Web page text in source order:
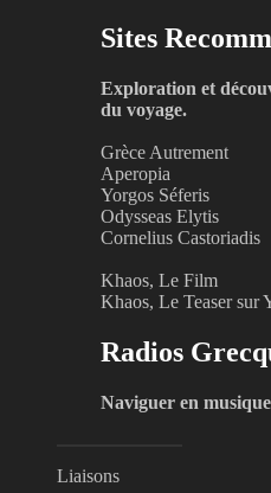
Sites
Exploration et
du voyage.
Grèce Autrement
Aperopia
Yorgos Séferis
Odysseas Elytis
Cornelius Castoriadis
Khaos, Le Film
Khaos, Le Teaser sur
Radios
Naviguer en
Liaisons